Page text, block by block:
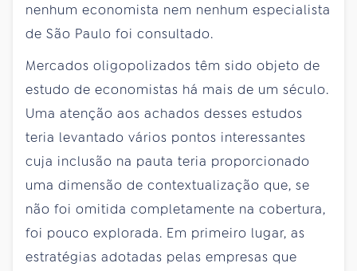
nenhum economista nem nenhum especialista
de São Paulo foi consultado.
Mercados oligopolizados têm sido objeto de
estudo de economistas há mais de um século.
Uma atenção aos achados desses estudos
teria levantado vários pontos interessantes
cuja inclusão na pauta teria proporcionado
uma dimensão de contextualização que, se
não foi omitida completamente na cobertura,
foi pouco explorada. Em primeiro lugar, as
estratégias adotadas pelas empresas que